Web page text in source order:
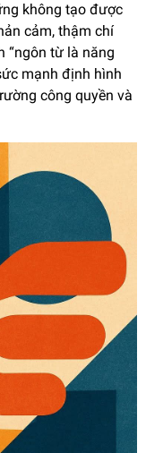
không tạo được
cảm, thậm chí
“ngôn từ là năng
mạnh định hình
công quyền và